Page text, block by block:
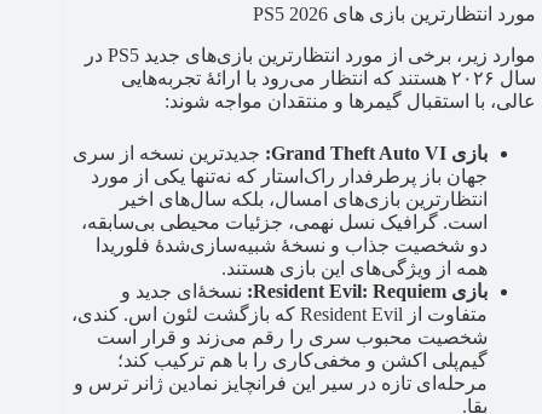
مورد انتظارترین بازی های PS5 2026
موارد زیر، برخی از مورد انتظارترین بازی‌های جدید PS5 در
سال ۲۰۲۶ هستند که انتظار می‌رود با ارائۀ تجربه‌هایی
عالی، با استقبال گیمرها و منتقدان مواجه شوند:
بازی Grand Theft Auto VI:
جدیدترین نسخه از سری
جهان باز پرطرفدار راک‌استار که نه‌تنها یکی از مورد
انتظارترین بازی‌های امسال، بلکه سال‌های اخیر
است. گرافیک نسل نهمی، جزئیات محیطی بی‌سابقه،
دو شخصیت جذاب و نسخۀ شبیه‌سازی‌شدۀ فلوریدا
همه از ویژگی‌های این بازی هستند.
بازی Resident Evil: Requiem:
نسخۀ‌ای جدید و
متفاوت از Resident Evil که بازگشت لئون اس. کندی،
شخصیت محبوب سری را رقم می‌زند و قرار است
گیم‌پلی اکشن و مخفی‌کاری را با هم ترکیب کند؛
مرحله‌ای تازه در سیر این فرانچایز نمادین ژانر ترس و
بقا.